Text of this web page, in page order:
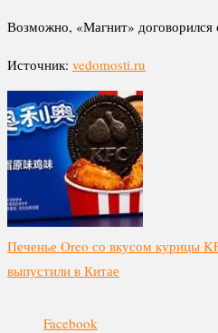
Возможно, «Магнит» договорился
Источник: vedomosti.ru
Печенье Oreo со вкусом курицы
выпустили в Китае
Facebook